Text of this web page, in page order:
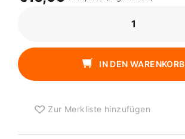
MENGE
IN DEN WARENKORB
Zur Merkliste hinzufügen